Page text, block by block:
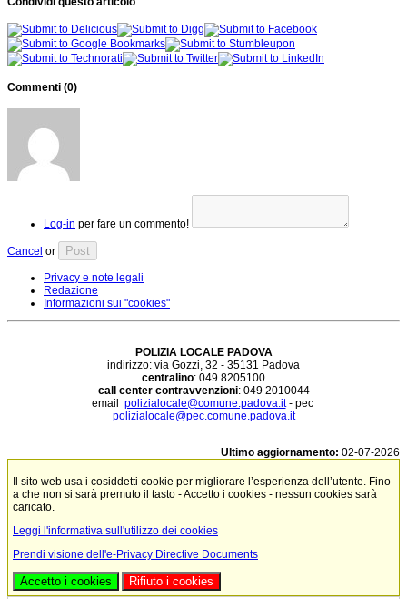
Commenti (0)
Log-in per fare un commento!
Cancel or Post
Privacy e note legali
Redazione
Informazioni sui "cookies"
POLIZIA LOCALE PADOVA
indirizzo: via Gozzi, 32 - 35131 Padova
centralino: 049 8205100
call center contravvenzioni: 049 2010044
email polizialocale@comune.padova.it- pec
polizialocale@pec.comune.padova.it
Ultimo aggiornamento: 02-07-2026
Il sito web usa i cosiddetti cookie per migliorare l’esperienza dell’utente. Fino
a che non si sarà premuto il tasto - Accetto i cookies - nessun cookies sarà
caricato.
Leggi l'informativa sull'utilizzo dei cookies
Prendi visione dell'e-Privacy Directive Documents
Accetto i cookies Rifiuto i cookies